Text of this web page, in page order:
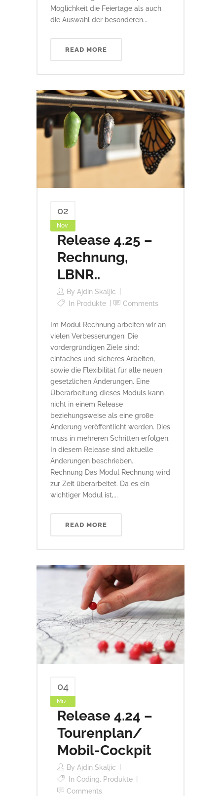
Möglichkeit die Feiertage als auch
die Auswahl der besonderen...
READ MORE
02
Nov
Release 4.25 –
Rechnung,
LBNR..
By Ajdin Skaljic
In Produkte Comments
Im Modul Rechnung arbeiten wir an
vielen Verbesserungen. Die
vordergründigen Ziele sind:
einfaches und sicheres Arbeiten,
sowie die Flexibilität für alle neuen
gesetzlichen Änderungen. Eine
Überarbeitung dieses Moduls kann
nicht in einem Release
beziehungsweise als eine große
Änderung veröffentlicht werden. Dies
muss in mehreren Schritten erfolgen.
In diesem Release sind aktuelle
Änderungen beschrieben.
Rechnung Das Modul Rechnung wird
zur Zeit überarbeitet. Da es ein
wichtiger Modul ist,...
READ MORE
04
Mrz
Release 4.24 –
Tourenplan/
Mobil-Cockpit
By Ajdin Skaljic
In Coding, Produkte
Comments